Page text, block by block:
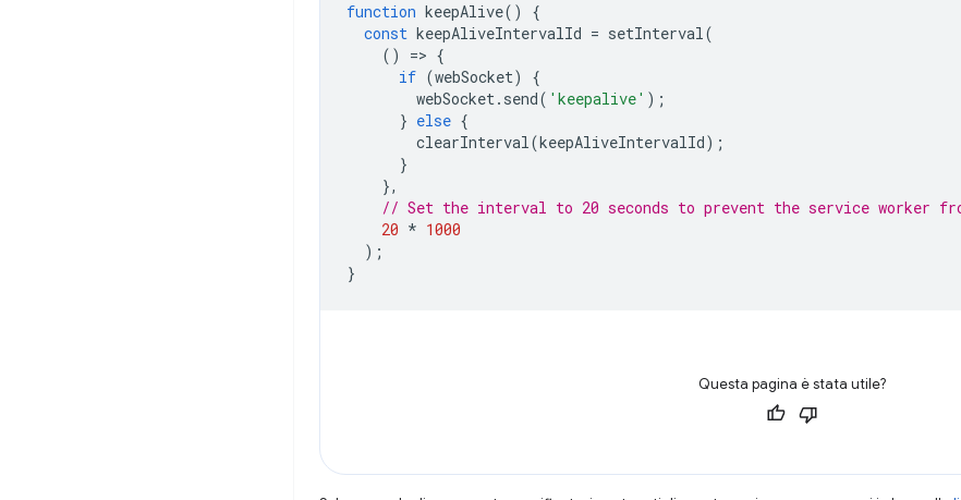
function keepAlive()
{
const keepAliveIntervalId = setInterval(
()
=> {
if (webSocket)
{
webSocket. send( 'keepalive' );
} else {
clearInterval(keepAliveIntervalId);
}
},
// Set the interval to 20 seconds to prevent the service worker
20 * 1000
);
}
Questa pagina è stata utile?